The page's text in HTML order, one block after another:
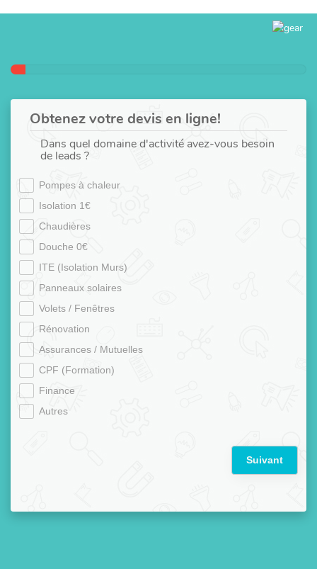
Obtenez votre devis en ligne!
Dans quel domaine d'activité avez-vous besoin
de leads ?
Pompes à chaleur
Isolation 1€
Chaudières
Douche 0€
ITE (Isolation Murs)
Panneaux solaires
Volets / Fenêtres
Rénovation
Assurances / Mutuelles
CPF (Formation)
Finance
Autres
Suivant